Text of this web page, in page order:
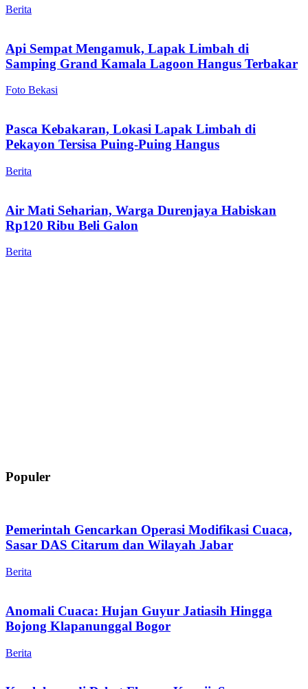
Berita
Api Sempat Mengamuk, Lapak Limbah di
Samping Grand Kamala Lagoon Hangus Terbakar
Foto Bekasi
Pasca Kebakaran, Lokasi Lapak Limbah di
Pekayon Tersisa Puing-Puing Hangus
Berita
Air Mati Seharian, Warga Durenjaya Habiskan
Rp120 Ribu Beli Galon
Berita
Populer
Pemerintah Gencarkan Operasi Modifikasi Cuaca,
Sasar DAS Citarum dan Wilayah Jabar
Berita
Anomali Cuaca: Hujan Guyur Jatiasih Hingga
Bojong Klapanunggal Bogor
Berita